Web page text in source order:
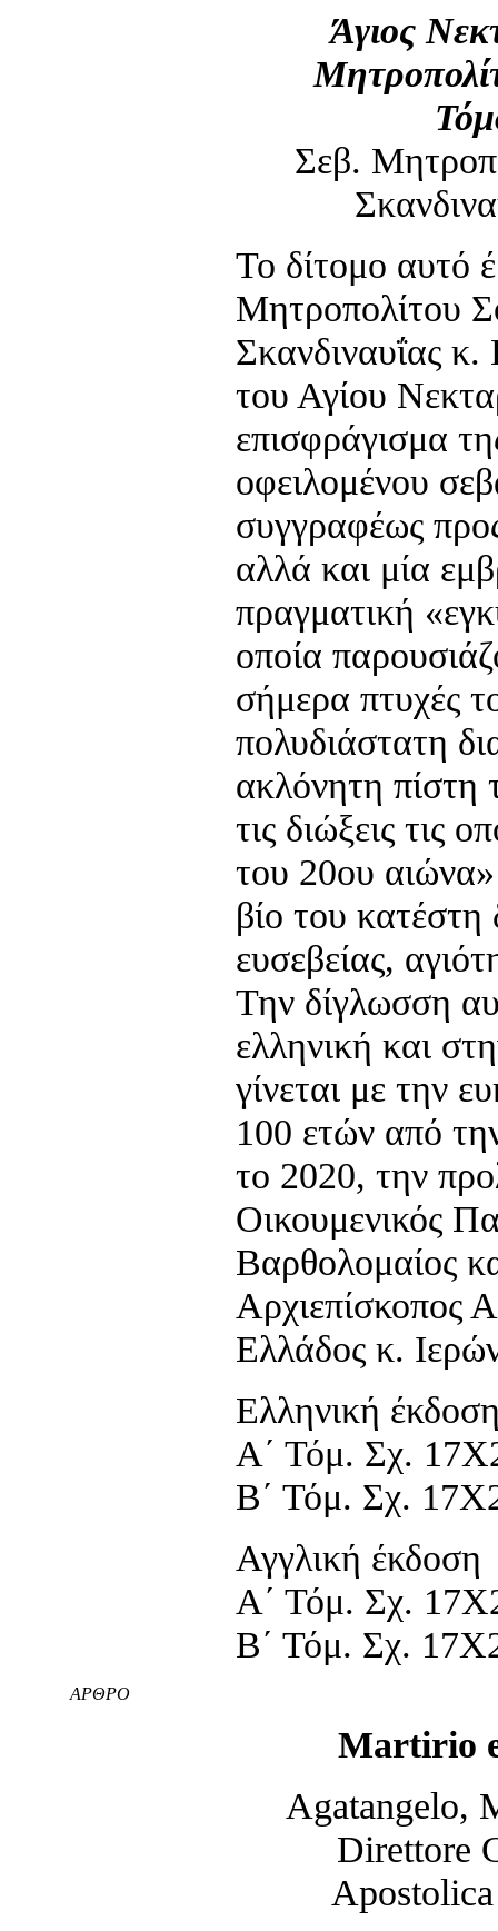
Άγιος
Σεβ.
Το δίτομο αυτό
Μητροπολίτου
Σκανδιναυΐας κ.
του Αγίου
επισφράγισμα
οφειλομένου
συγγραφέως
αλλά και μία
πραγματική
οποία
σήμερα πτυχές
πολυδιάστατη
ακλόνητη πίστη
τις διώξεις τις
του 20ου
βίο του κατέστη
ευσεβείας,
Την δίγλωσση
ελληνική και
γίνεται με την
100 ετών από
το 2020, την
Οικουμενικός
Βαρθολομαίος
Αρχιεπίσκοπος
Ελλάδος κ.
Ελληνική
Α΄ Τόμ. Σχ.
Β΄ Τόμ. Σχ.
Αγγλική έκδοση
Α΄ Τόμ. Σχ.
Β΄ Τόμ. Σχ.
ΑΡΘΡΟ
Martirio
Agatangelo,
Direttore